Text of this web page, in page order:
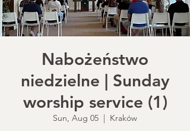
Nabożeństwo
niedzielne | Sunday
worship service (1)
Sun, Aug 05
  |
Kraków